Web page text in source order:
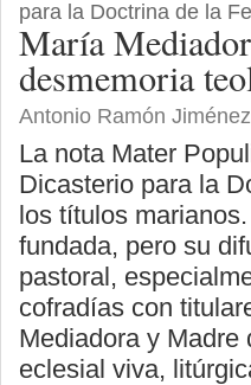
para la Doctrina de la Fe
María
desmemoria
Antonio Ramón
La nota Mater
Dicasterio para la
los títulos
fundada, pero su
pastoral,
cofradías con
Mediadora y Madre
eclesial viva,